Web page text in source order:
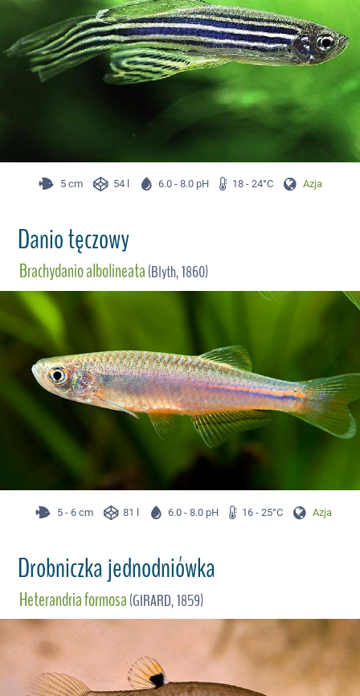
5 cm 54 l 6.0 - 8.0 pH 18 - 24°C Azja
Danio tęczowy
Brachydanio albolineata(Blyth, 1860)
5 - 6 cm 81 l 6.0 - 8.0 pH 16 - 25°C Azja
Drobniczka jednodniówka
Heterandria formosa(GIRARD, 1859)